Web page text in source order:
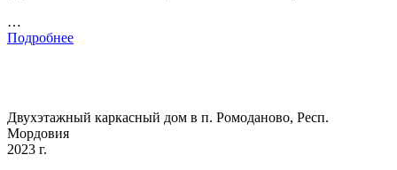
…
Подробнее
Двухэтажный каркасный дом в п. Ромоданово, Респ.
Мордовия
2023 г.